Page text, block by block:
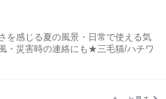
を感じる夏の風景・日常で使える気
・災害時の連絡にも★三毛猫/ハチワ